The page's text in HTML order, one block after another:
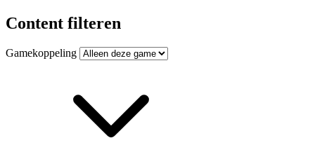
Content filteren
Gamekoppeling